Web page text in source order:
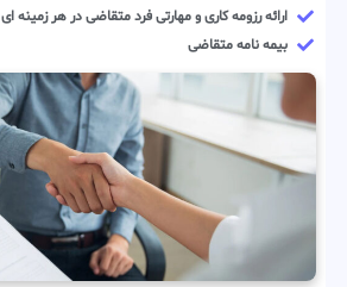
ارائه رزومه کاری و مهارتی فرد متقاضی در هر زمینه ای
بیمه نامه متقاضی